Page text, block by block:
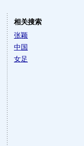
相关搜索
张颖
中国
女足